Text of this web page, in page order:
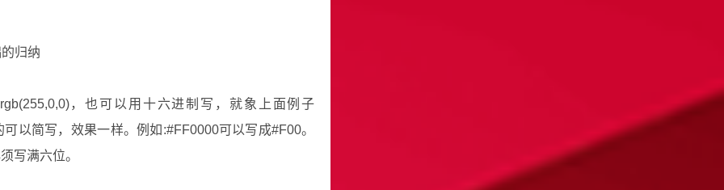
归纳
，也可以用十六进制写，就象上面例子
以简写，效果一样。例如:#FF0000可以写成#F00。
写满六位。